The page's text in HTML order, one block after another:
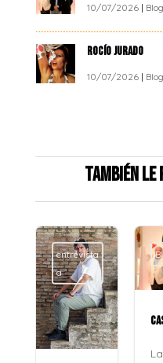
10/07/2026| Blog
ROCÍO JURADO
10/07/2026| Blog
También
entrevista
a
La